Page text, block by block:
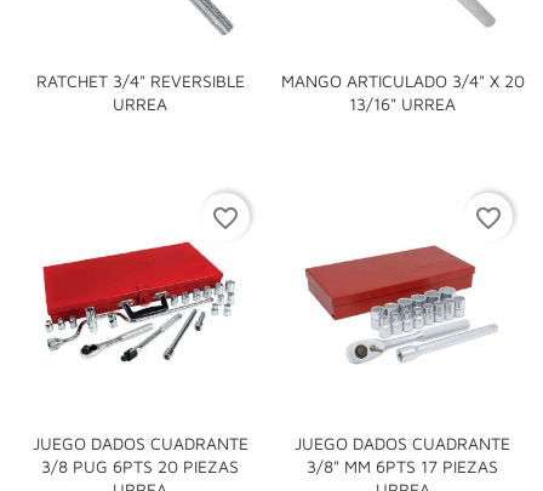
RATCHET 3/4" REVERSIBLE
URREA
MANGO ARTICULADO 3/4" X 20
13/16" URREA
JUEGO DADOS CUADRANTE
3/8 PUG 6PTS 20 PIEZAS
favorite_border
JUEGO DADOS CUADRANTE
3/8" MM 6PTS 17 PIEZAS
favorite_border